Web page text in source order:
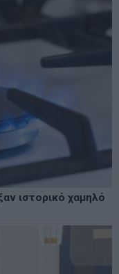
ιστορικό χαμηλό